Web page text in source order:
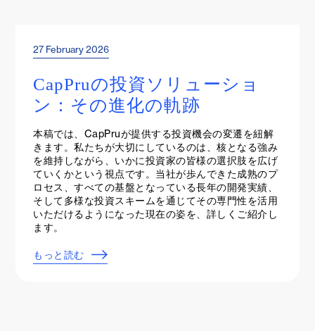
Events & Webinars
27 February 2026
CapPruの投資ソリューショ
ン：その進化の軌跡
本稿では、CapPruが提供する投資機会の変遷を紐解
きます。私たちが大切にしているのは、核となる強み
を維持しながら、いかに投資家の皆様の選択肢を広げ
ていくかという視点です。当社が歩んできた成熟のプ
ロセス、すべての基盤となっている長年の開発実績、
そして多様な投資スキームを通じてその専門性を活用
いただけるようになった現在の姿を、詳しくご紹介し
ます。
もっと読む